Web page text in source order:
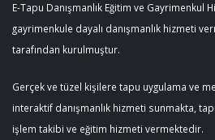
E-Tapu Danışmanlık Eğitim ve Gayrimenkul
gayrimenkule dayalı danışmanlık hizmeti
tarafından kurulmuştur.
Gerçek ve tüzel kişilere tapu uygulama ve
interaktif danışmanlık hizmeti sunmakta,
işlem takibi ve eğitim hizmeti vermektedir.